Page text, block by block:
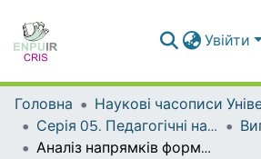
Увійти
Головна
Серія 05. Педагогічні науки: реалії та перспективи
Аналіз напрямків формування соціальної компетентності здобувачів вищої освіти